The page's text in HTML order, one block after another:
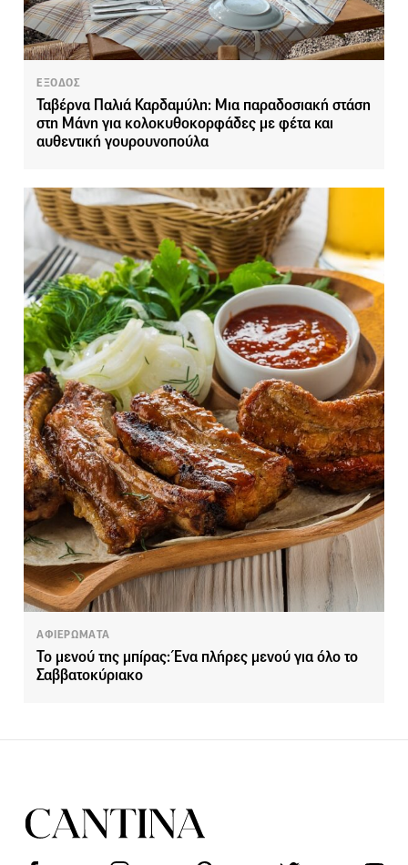
ΕΞΟΔΟΣ
Ταβέρνα Παλιά Καρδαμύλη: Μια παραδοσιακή στάση
στη Μάνη για κολοκυθοκορφάδες με φέτα και
αυθεντική γουρουνοπούλα
ΑΦΙΕΡΩΜΑΤΑ
Το μενού της μπίρας: Ένα πλήρες μενού για όλο το
Σαββατοκύριακο